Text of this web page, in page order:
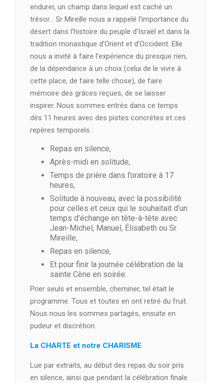
endurer, un champ dans lequel est caché un
trésor… Sr Mireille nous a rappelé l’importance du
désert dans l’histoire du peuple d’Israël et dans la
tradition monastique d’Orient et d’Occident. Elle
nous a invité à faire l’expérience du presque rien,
de la dépendance à un choix (celui de le vivre à
cette place, de faire telle chose), de faire
mémoire des grâces reçues, de se laisser
inspirer. Nous sommes entrés dans ce temps
dès 11 heures avec des pistes concrètes et ces
repères temporels :
Repas en silence,
Après-midi en solitude,
Temps de prière dans l’oratoire à 17
heures,
Solitude à nouveau, avec la possibilité
pour celles et ceux qui le souhaitait d’un
temps d’échange en tête-à-tête avec
Jean-Michel, Manuel, Élisabeth ou Sr
Mireille,
Repas en silence,
Et pour finir la journée célébration de la
sainte Cène en soirée.
Prier seuls et ensemble, cheminer, tel était le
programme. Tous et toutes en ont retiré du fruit.
Nous nous les sommes partagés, ensuite en
pudeur et discrétion.
La CHARTE et notre CHARISME
Lue par extraits, au début des repas du soir pris
en silence, ainsi que pendant la célébration finale